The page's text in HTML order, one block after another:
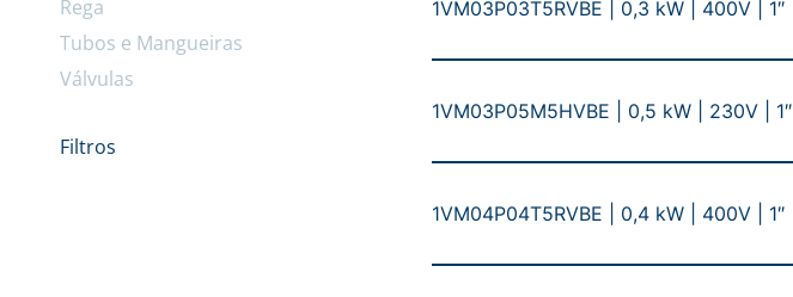
Rega
Tubos e Mangueiras
Válvulas
Filtros
1VM03P03T5RVBE | 0,3 kW | 400V | 1″
1VM03P05M5HVBE | 0,5 kW | 230V | 1″
1VM04P04T5RVBE | 0,4 kW | 400V | 1″